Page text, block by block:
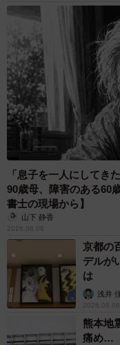
「息子を一人にして
90歳母、障害のある60
書士の現場から】
山下 静香
2026.08.08
京都の
デルが
は
浅井
2026.08.08
熊本地
痛め…